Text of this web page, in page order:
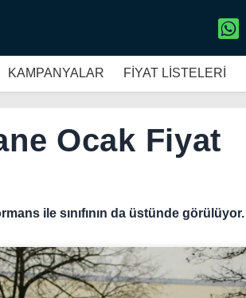
KAMPANYALAR FİYAT LİSTELERİ
Ocak Fiyat
ile sınıfının da üstünde görülüyor.